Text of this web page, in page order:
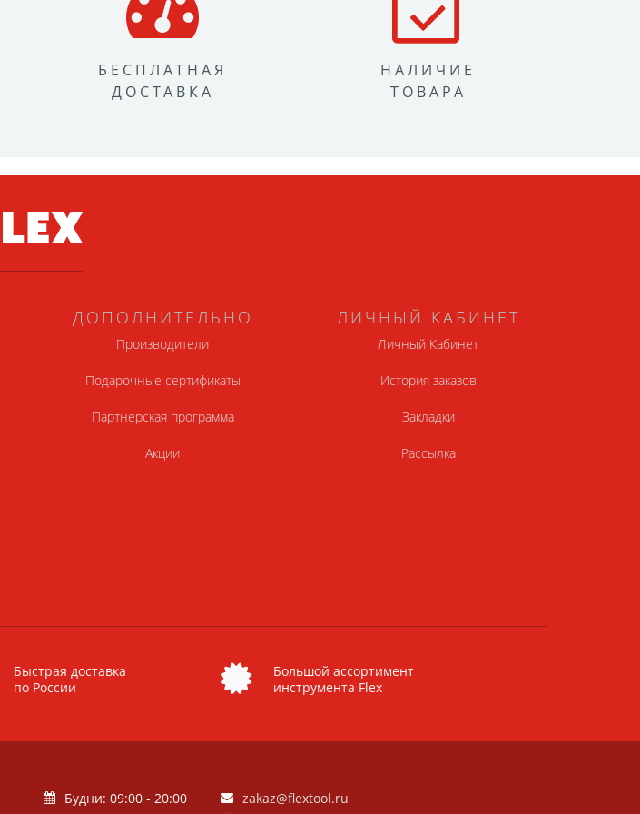
БЕСПЛАТНАЯ
ДОСТАВКА
НАЛИЧИЕ
ТОВАРА
ДОПОЛНИТЕЛЬНО
Производители
Подарочные сертификаты
Партнерская программа
Акции
ЛИЧНЫЙ КАБИНЕТ
Личный Кабинет
История заказов
Закладки
Рассылка
Быстрая доставка
по России
Большой ассортимент
инструмента Flex
Будни: 09:00 - 20:00
zakaz@flextool.ru